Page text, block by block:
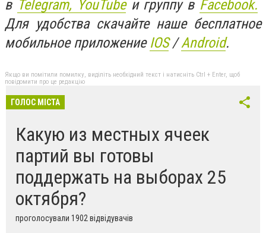
в Telegram, YouTubeи группу в Facebook.
Для удобства скачайте наше бесплатное
мобильное приложение IOS/Android.
Якщо ви помітили помилку, виділіть необхідний текст і натисніть Ctrl + Enter, щоб
повідомити про це редакцію
ГОЛОС МІСТА
Какую из местных ячеек
партий вы готовы
поддержать на выборах 25
октября?
проголосували 1902 відвідувачів